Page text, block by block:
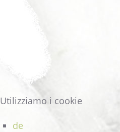
Utilizziamo i cookie
de